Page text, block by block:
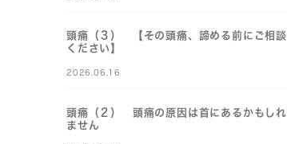
頭痛（３） 【その頭痛、諦める前にご相談
ください】
2026.06.16
頭痛（２） 頭痛の原因は首にあるかもしれ
ません